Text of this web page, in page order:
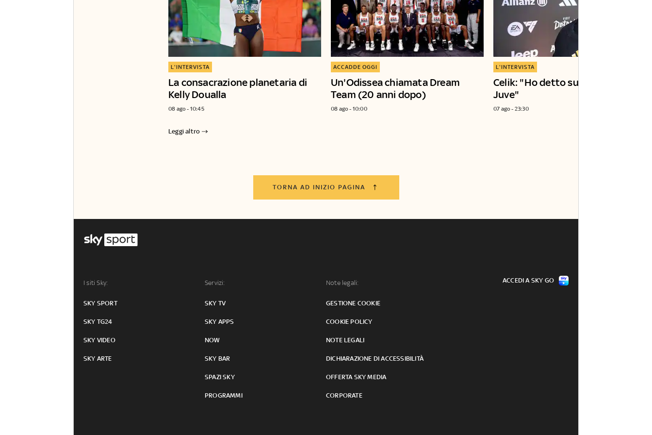
La consacrazione planetaria di
Kelly Doualla
L'INTERVISTA
08 ago - 10:45
Un'Odissea chiamata Dream
Team (20 anni dopo)
ACCADDE OGGI
08 ago - 10:00
Celik: "Ho detto subito sì alla
Juve"
L'INTERVISTA
07 ago - 23:30
Leggi altro
TORNA AD INIZIO PAGINA
I siti Sky:
SKY SPORT
SKY TG24
SKY VIDEO
SKY ARTE
Servizi:
SKY TV
SKY APPS
NOW
SKY BAR
SPAZI SKY
PROGRAMMI
Note legali:
GESTIONE COOKIE
COOKIE POLICY
NOTE LEGALI
DICHIARAZIONE DI ACCESSIBILITÀ
OFFERTA SKY MEDIA
CORPORATE
ACCEDI A SKY GO